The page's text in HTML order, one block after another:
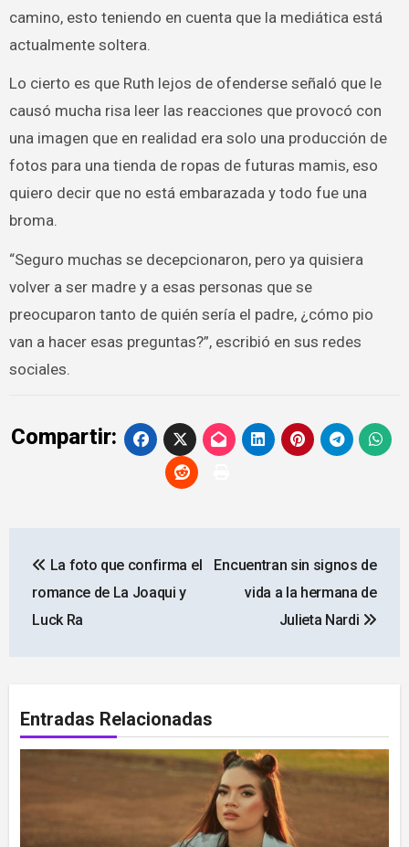
camino, esto teniendo en cuenta que la mediática está
actualmente soltera.
Lo cierto es que Ruth lejos de ofenderse señaló que le
causó mucha risa leer las reacciones que provocó con
una imagen que en realidad era solo una producción de
fotos para una tienda de ropas de futuras mamis, eso
quiero decir que no está embarazada y todo fue una
broma.
“Seguro muchas se decepcionaron, pero ya quisiera
volver a ser madre y a esas personas que se
preocuparon tanto de quién sería el padre, ¿cómo pio
van a hacer esas preguntas?”, escribió en sus redes
sociales.
Compartir:
de
entradas
La foto que confirma el
romance de La Joaqui y
Luck Ra
Encuentran sin signos de
vida a la hermana de
Julieta Nardi
Entradas Relacionadas